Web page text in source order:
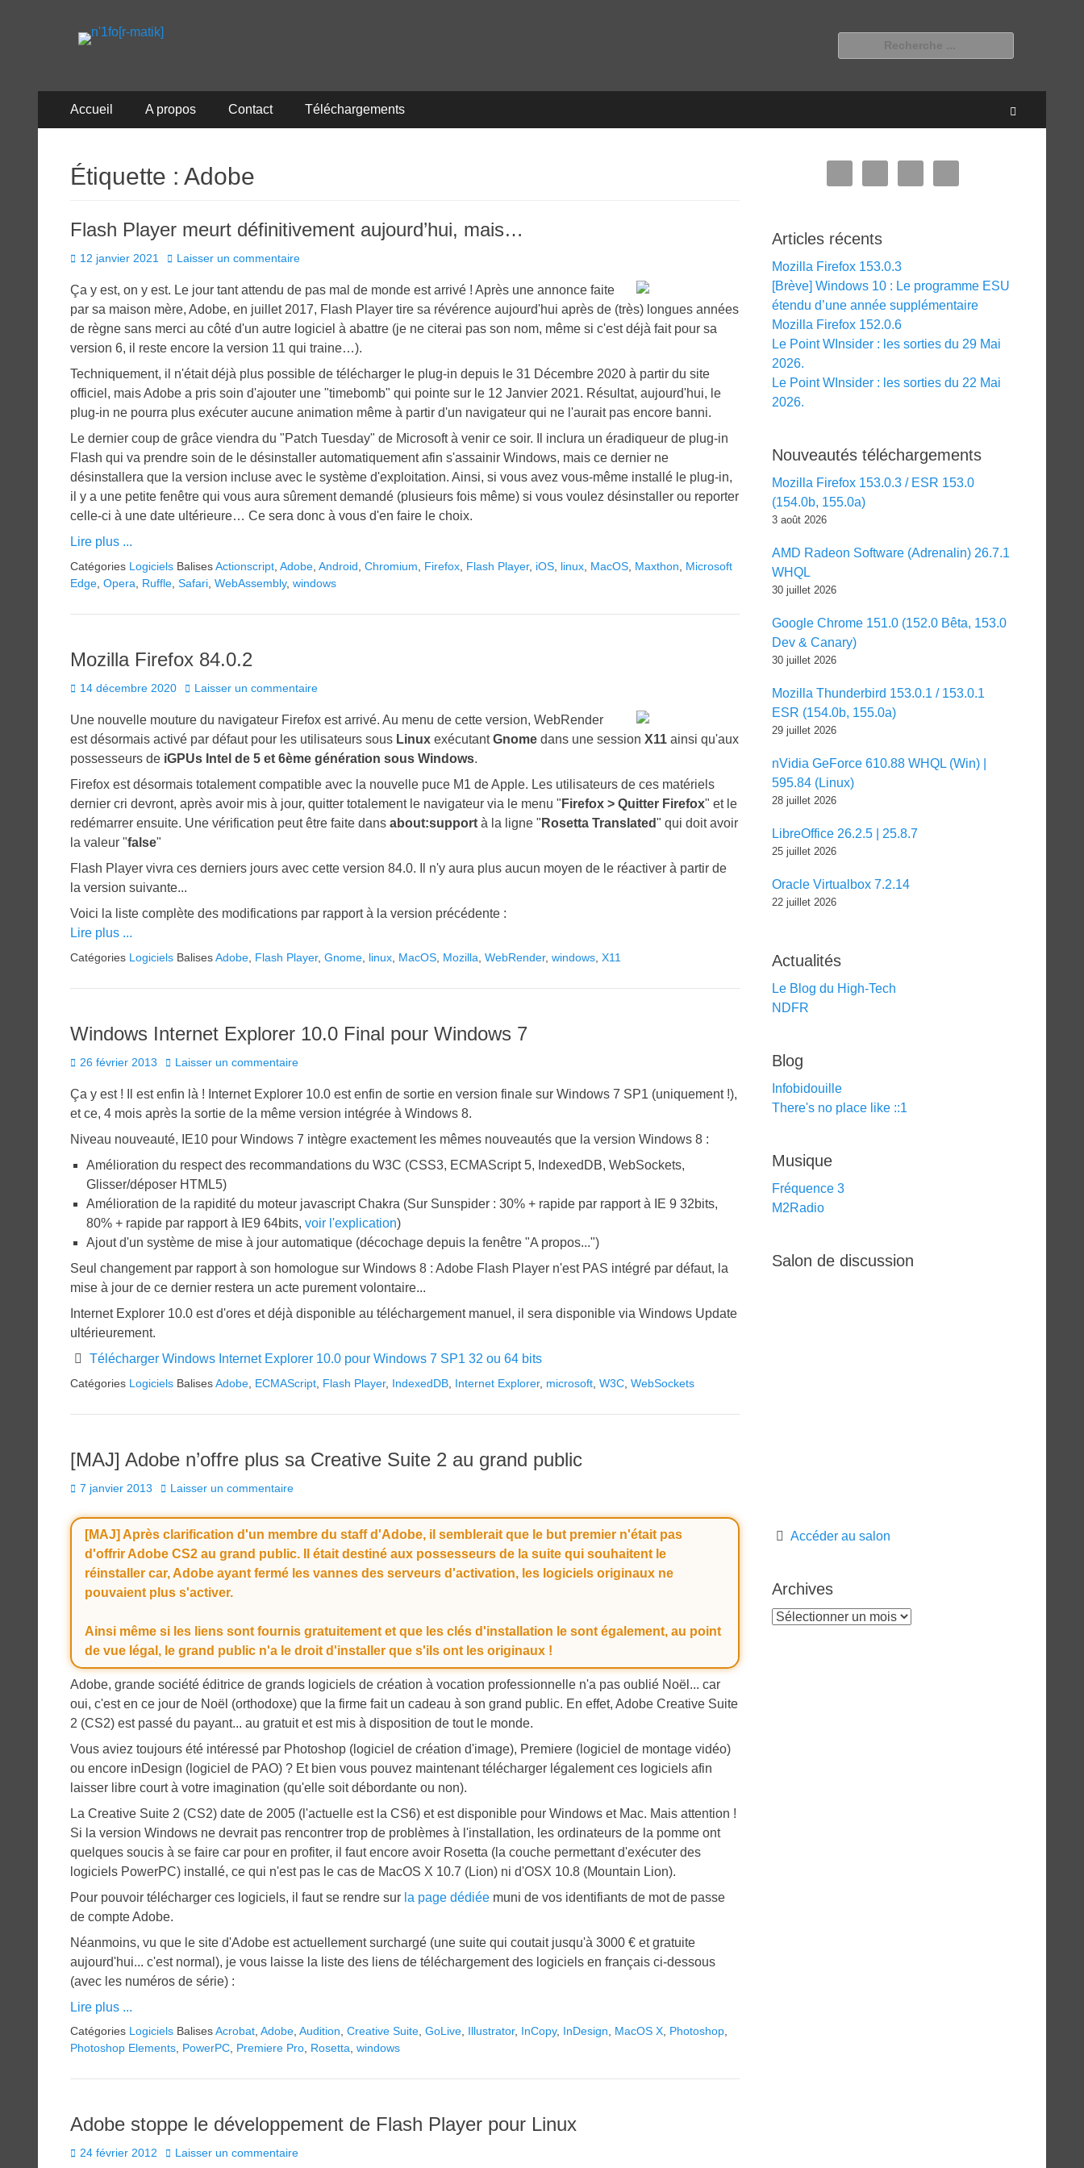
n'1fo[r-matik]
Pour les nymphos d'infos en info…
Menu
principal
Accueil A propos Contact Téléchargements
Étiquette : Adobe
Flash Player meurt définitivement aujourd’hui, mais…
Posted
12 janvier 2021 Laisser un commentaire
Ça y est, on y est. Le jour tant attendu de pas mal de monde est arrivé ! Après une annonce faite
par sa maison mère, Adobe, en juillet 2017, Flash Player tire sa révérence aujourd'hui après de (très) longues années
de règne sans merci au côté d'un autre logiciel à abattre (je ne citerai pas son nom, même si c'est déjà fait pour sa
version 6, il reste encore la version 11 qui traine…).
Techniquement, il n'était déjà plus possible de télécharger le plug-in depuis le 31 Décembre 2020 à partir du site
officiel, mais Adobe a pris soin d'ajouter une "timebomb" qui pointe sur le 12 Janvier 2021. Résultat, aujourd'hui, le
plug-in ne pourra plus exécuter aucune animation même à partir d'un navigateur qui ne l'aurait pas encore banni.
Le dernier coup de grâce viendra du "Patch Tuesday" de Microsoft à venir ce soir. Il inclura un éradiqueur de plug-in
Flash qui va prendre soin de le désinstaller automatiquement afin s'assainir Windows, mais ce dernier ne
désinstallera que la version incluse avec le système d'exploitation. Ainsi, si vous avez vous-même installé le plug-in,
il y a une petite fenêtre qui vous aura sûrement demandé (plusieurs fois même) si vous voulez désinstaller ou reporter
celle-ci à une date ultérieure… Ce sera donc à vous d'en faire le choix.
Lire plus ...
Catégories Logiciels BalisesActionscript Adobe Android Chromium Firefox Flash Player, iOS linux MacOS Maxthon
Microsoft
Edge Opera Ruffle Safari WebAssembly, windows
Mozilla Firefox 84.0.2
Posted
14 décembre 2020 Laisser un commentaire
Une nouvelle mouture du navigateur Firefox est arrivé. Au menu de cette version, WebRender
est désormais activé par défaut pour les utilisateurs sous Linux exécutantGnome dans une session X11 ainsi qu'aux
possesseurs de iGPUs Intel de 5 et 6ème génération sous Windows.
Firefox est désormais totalement compatible avec la nouvelle puce M1 de Apple. Les utilisateurs de ces matériels
dernier cri devront, après avoir mis à jour, quitter totalement le navigateur via le menu " Firefox > Quitter Firefox" et le
redémarrer ensuite. Une vérification peut être faite dans about:support à la ligne " Rosetta Translated" qui doit avoir
la valeur "false"
Flash Player vivra ces derniers jours avec cette version 84.0. Il n'y aura plus aucun moyen de le réactiver à partir de
la version suivante...
Voici la liste complète des modifications par rapport à la version précédente :
Lire plus ...
Catégories Logiciels BalisesAdobe Flash Player, Gnome linux MacOS Mozilla WebRender, windows X11
Windows Internet Explorer 10.0 Final pour Windows 7
Posted
26 février 2013 Laisser un commentaire
Ça y est ! Il est enfin là ! Internet Explorer 10.0 est enfin de sortie en version finale sur Windows 7 SP1 (uniquement !),
et ce, 4 mois après la sortie de la même version intégrée à Windows 8.
Niveau nouveauté, IE10 pour Windows 7 intègre exactement les mêmes nouveautés que la version Windows 8 :
Amélioration du respect des recommandations du W3C (CSS3, ECMAScript 5, IndexedDB, WebSockets,
Glisser/déposer HTML5)
Amélioration de la rapidité du moteur javascript Chakra (Sur Sunspider : 30% + rapide par rapport à IE 9 32bits,
80% + rapide par rapport à IE9 64bits, voir l'explication)
Ajout d'un système de mise à jour automatique (décochage depuis la fenêtre "A propos...")
Seul changement par rapport à son homologue sur Windows 8 : Adobe Flash Player n'est PAS intégré par défaut, la
mise à jour de ce dernier restera un acte purement volontaire...
Internet Explorer 10.0 est d'ores et déjà disponible au téléchargement manuel, il sera disponible via Windows Update
ultérieurement.
Télécharger Windows Internet Explorer 10.0 pour Windows 7 SP1 32 ou 64 bits
Catégories Logiciels BalisesAdobe ECMAScript Flash Player, IndexedDB Internet Explorer, microsoft W3C WebSockets
[MAJ] Adobe n’offre plus sa Creative Suite 2 au grand public
Posted
7 janvier 2013 Laisser un commentaire
[MAJ] Après clarification d'un membre du staff d'Adobe, il semblerait que le but premier n'était pas
d'offrir Adobe CS2 au grand public. Il était destiné aux possesseurs de la suite qui souhaitent le
réinstaller car, Adobe ayant fermé les vannes des serveurs d'activation, les logiciels originaux ne
pouvaient plus s'activer.
Ainsi même si les liens sont fournis gratuitement et que les clés d'installation le sont également, au point
de vue légal, le grand public n'a le droit d'installer que s'ils ont les originaux !
Adobe, grande société éditrice de grands logiciels de création à vocation professionnelle n'a pas oublié Noël... car
oui, c'est en ce jour de Noël (orthodoxe) que la firme fait un cadeau à son grand public. En effet, Adobe Creative Suite
2 (CS2) est passé du payant... au gratuit et est mis à disposition de tout le monde.
Vous aviez toujours été intéressé par Photoshop (logiciel de création d'image), Premiere (logiciel de montage vidéo)
ou encore inDesign (logiciel de PAO) ? Et bien vous pouvez maintenant télécharger légalement ces logiciels afin
laisser libre court à votre imagination (qu'elle soit débordante ou non).
La Creative Suite 2 (CS2) date de 2005 (l'actuelle est la CS6) et est disponible pour Windows et Mac. Mais attention !
Si la version Windows ne devrait pas rencontrer trop de problèmes à l'installation, les ordinateurs de la pomme ont
quelques soucis à se faire car pour en profiter, il faut encore avoir Rosetta (la couche permettant d'exécuter des
logiciels PowerPC) installé, ce qui n'est pas le cas de MacOS X 10.7 (Lion) ni d'OSX 10.8 (Mountain Lion).
Pour pouvoir télécharger ces logiciels, il faut se rendre sur la page dédiée muni de vos identifiants de mot de passe
de compte Adobe.
Néanmoins, vu que le site d'Adobe est actuellement surchargé (une suite qui coutait jusqu'à 3000 € et gratuite
aujourd'hui... c'est normal), je vous laisse la liste des liens de téléchargement des logiciels en français ci-dessous
(avec les numéros de série) :
Lire plus ...
Catégories Logiciels BalisesAcrobat Adobe Audition Creative Suite GoLive Illustrator, InCopy, InDesign MacOS X Photoshop
Photoshop Elements PowerPC Premiere Pro Rosetta windows
Adobe stoppe le développement de Flash Player pour Linux
Posted
24 février 2012 Laisser un commentaire
Articles récents
Mozilla Firefox 153.0.3
[Brève] Windows 10 : Le programme ESU
étendu d’une année supplémentaire
Mozilla Firefox 152.0.6
Le Point WInsider : les sorties du 29 Mai
2026.
Le Point WInsider : les sorties du 22 Mai
2026.
Nouveautés téléchargements
Mozilla Firefox 153.0.3 / ESR 153.0
(154.0b, 155.0a)
3 août 2026
AMD Radeon Software (Adrenalin) 26.7.1
WHQL
30 juillet 2026
Google Chrome 151.0 (152.0 Bêta, 153.0
Dev & Canary)
30 juillet 2026
Mozilla Thunderbird 153.0.1 / 153.0.1
ESR (154.0b, 155.0a)
29 juillet 2026
nVidia GeForce 610.88 WHQL (Win) |
595.84 (Linux)
28 juillet 2026
LibreOffice 26.2.5 | 25.8.7
25 juillet 2026
Oracle Virtualbox 7.2.14
22 juillet 2026
Actualités
Le Blog du High-Tech
NDFR
Blog
Infobidouille
There's no place like ::1
Musique
Fréquence 3
M2Radio
Salon de discussion
Accéder au salon
Archives
Archives